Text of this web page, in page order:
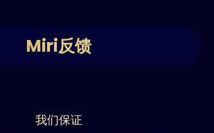
Miri反馈
我们保证